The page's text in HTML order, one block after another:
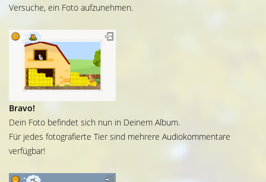
Versuche, ein Foto aufzunehmen.
Bravo!
Dein Foto befindet sich nun in Deinem Album.
Für jedes fotografierte Tier sind mehrere Audiokommentare
verfügbar!